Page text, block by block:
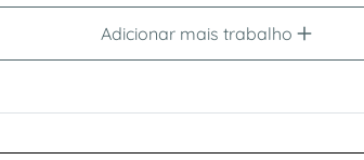
Adicionar mais trabalho